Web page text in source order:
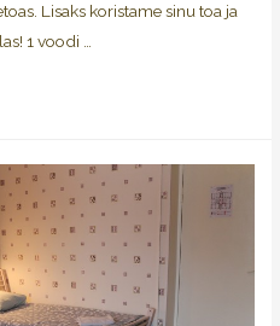
Lisaks koristame sinu toa ja
1 voodi …